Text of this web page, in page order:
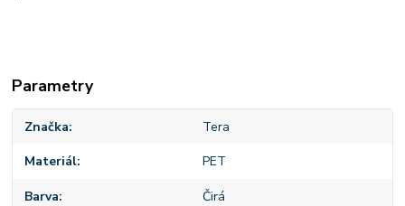
Parametry
Značka Tera
Materiál PET
Barva Čirá